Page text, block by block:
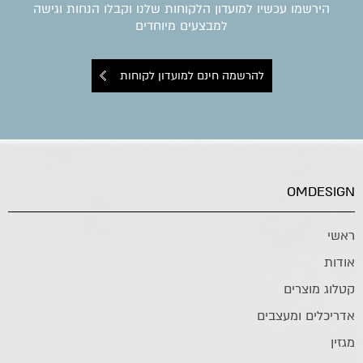
הירשמו עכשיו למועדון הלקוחות שלנו וקבלו הנחות וגישה
למבצעים מיוחדים
להרשמה חינם למועדון לקוחות
OMDESIGN
ראשי
אודות
קטלוג מוצרים
אדריכלים ומעצבים
מגזין